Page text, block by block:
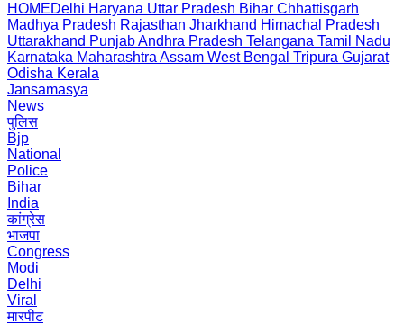
HOMEDelhi Haryana Uttar Pradesh Bihar Chhattisgarh
Madhya Pradesh Rajasthan Jharkhand Himachal Pradesh
Uttarakhand PunjabAndhra Pradesh Telangana Tamil Nadu
Karnataka Maharashtra Assam West Bengal Tripura Gujarat
Odisha Kerala
Jansamasya
News
पुलिस
Bjp
National
Police
Bihar
India
कांग्रेस
भाजपा
Congress
Modi
Delhi
Viral
मारपीट